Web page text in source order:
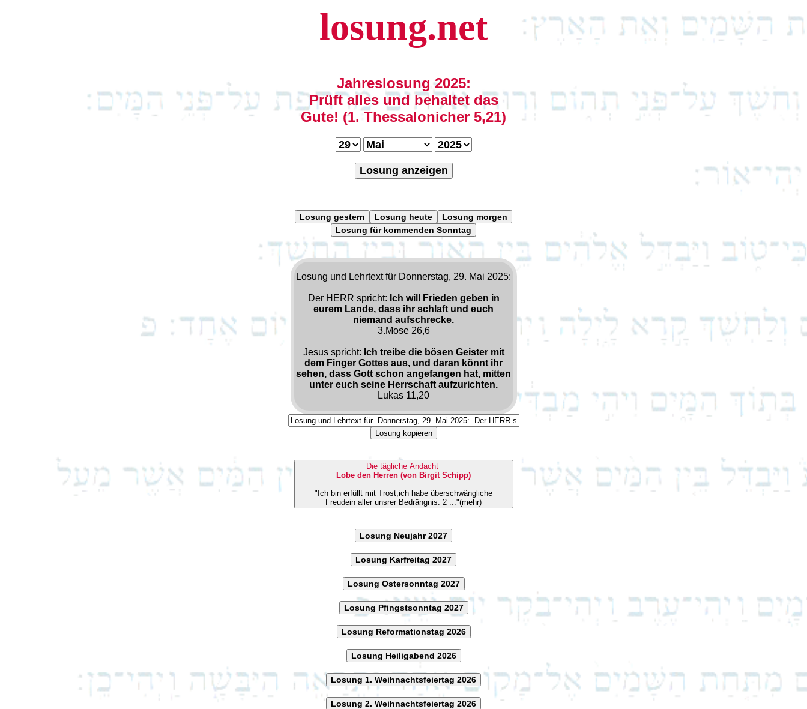
losung.net
Jahreslosung 2025:
Prüft alles und behaltet das
Gute! (1. Thessalonicher 5,21)
Losung anzeigen
Losung gestern Losung heute
Losung morgen
Losung für kommenden Sonntag
Losung und Lehrtext für Donnerstag, 29. Mai 2025:
Der HERR spricht: Ich will Frieden geben in
eurem Lande, dass ihr schlaft und euch
niemand aufschrecke.
3.Mose 26,6
Jesus spricht: Ich treibe die bösen Geister mit
dem Finger Gottes aus, und daran könnt ihr
sehen, dass Gott schon angefangen hat, mitten
unter euch seine Herrschaft aufzurichten.
Lukas 11,20
Losung kopieren
Die tägliche Andacht
Lobe den Herren (von Birgit Schipp)
"Ich bin erfüllt mit Trost;ich habe überschwängliche
Freudein aller unsrer Bedrängnis. 2 ..."(mehr)
Losung Neujahr 2027
Losung Karfreitag 2027
Losung Ostersonntag 2027
Losung Pfingstsonntag 2027
Losung Reformationstag 2026
Losung Heiligabend 2026
Losung 1. Weihnachtsfeiertag 2026
Losung 2. Weihnachtsfeiertag 2026